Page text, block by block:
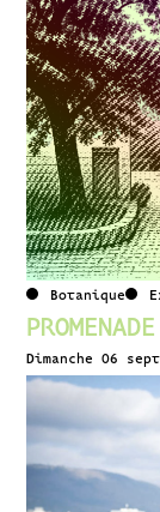
Botanique
Dimanche 06